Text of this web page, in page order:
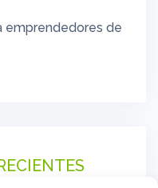
emprendedores de